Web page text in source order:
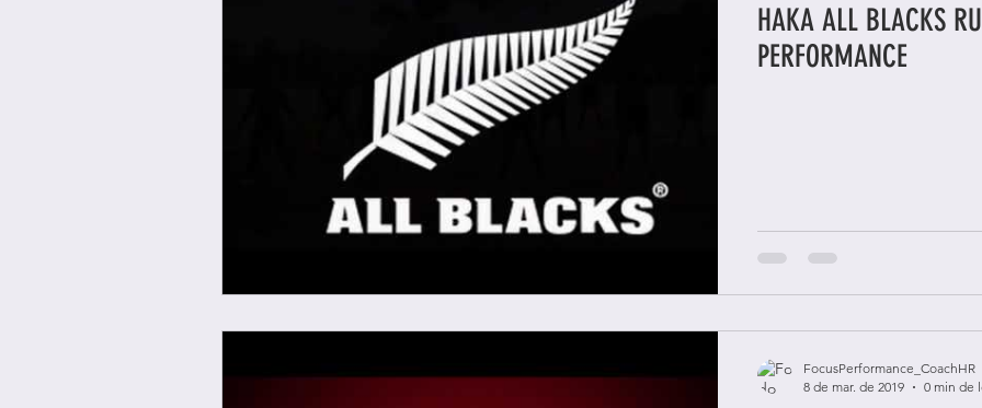
HAKA ALL BLACKS
PERFORMANCE
FocusPerformance_CoachHR
8 de mar. de 2019
0 min de